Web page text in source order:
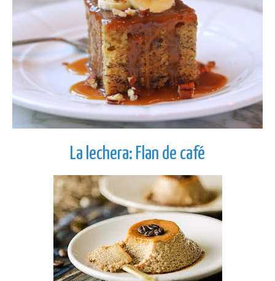
La lechera: Flan de café